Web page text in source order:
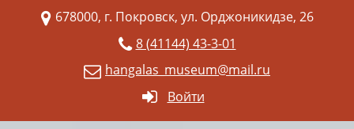
678000, г. Покровск, ул. Орджоникидзе, 26
8 (41144) 43-3-01
hangalas_museum@mail.ru
Войти